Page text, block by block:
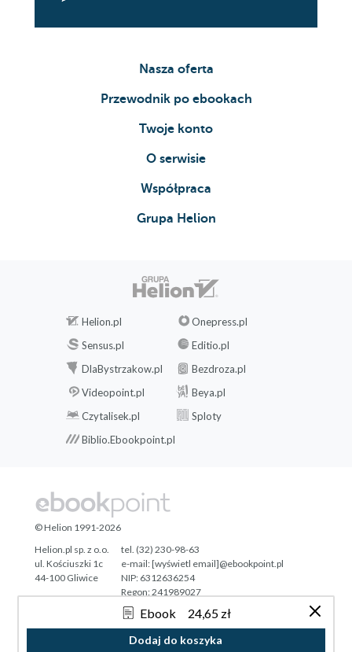
Ebook 24,65 zł
Dodaj do koszyka
Nasza oferta
Przewodnik po ebookach
Twoje konto
O serwisie
Współpraca
Grupa Helion
Helion.pl
Onepress.pl
Sensus.pl
Editio.pl
DlaBystrzakow.pl
Bezdroza.pl
Videopoint.pl
Beya.pl
Czytalisek.pl
Sploty
Biblio.Ebookpoint.pl
Tonik.pl
© Helion 1991-2026
Helion.pl sp. z o.o.
ul. Kościuszki 1c
44-100 Gliwice
tel. (32) 230-98-63
e-mail:[wyświetl email]@ebookpoint.pl
NIP: 6312636254
Regon: 241989027